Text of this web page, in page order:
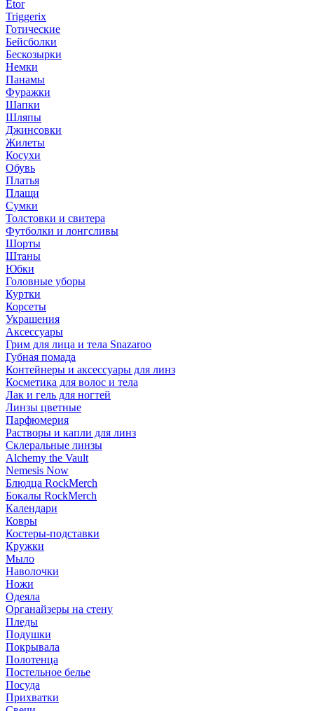
Etor
Triggerix
Готические
Бейсболки
Бескозырки
Немки
Панамы
Фуражки
Шапки
Шляпы
Джинсовки
Жилеты
Косухи
Обувь
Платья
Плащи
Сумки
Толстовки и свитера
Футболки и лонгсливы
Шорты
Штаны
Юбки
Головные уборы
Куртки
Корсеты
Украшения
Аксессуары
Грим для лица и тела Snazaroo
Губная помада
Контейнеры и аксессуары для линз
Косметика для волос и тела
Лак и гель для ногтей
Линзы цветные
Парфюмерия
Растворы и капли для линз
Склеральные линзы
Alchemy the Vault
Nemesis Now
Блюдца RockMerch
Бокалы RockMerch
Календари
Ковры
Костеры-подставки
Кружки
Мыло
Наволочки
Ножи
Одеяла
Органайзеры на стену
Пледы
Подушки
Покрывала
Полотенца
Постельное белье
Посуда
Прихватки